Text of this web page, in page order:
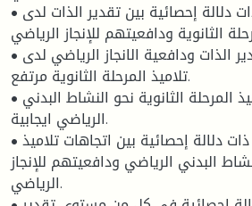
• توجد علاقة موجبة ذات دلالة إحصائية بين تقدير الذات لدى
الثانوية ودافعيتهم للإنجاز الرياضي
• مستوى كل من تقدير الذات ودافعية الانجاز الرياضي لدى
تلاميذ المرحلة الثانوية مرتفع.
• طبيعة اتجاهات تلاميذ المرحلة الثانوية نحو النشاط البدني
الرياضي ايجابية.
• توجد علاقة موجبة ذات دلالة إحصائية بين اتجاهات تلاميذ
البدني الرياضي ودافعيتهم للإنجاز
الرياضي.